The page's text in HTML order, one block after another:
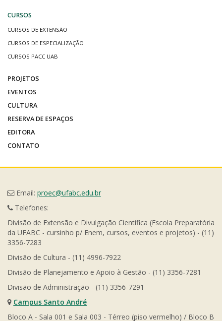
CURSOS
CURSOS DE EXTENSÃO
CURSOS DE ESPECIALIZAÇÃO
CURSOS PACC UAB
PROJETOS
EVENTOS
CULTURA
RESERVA DE ESPAÇOS
EDITORA
CONTATO
Email: proec@ufabc.edu.br
Telefones:
Divisão de Extensão e Divulgação Científica (Escola Preparatória
da UFABC - cursinho p/ Enem, cursos, eventos e projetos) - (11)
3356-7283
Divisão de Cultura - (11) 4996-7922
Divisão de Planejamento e Apoio à Gestão - (11) 3356-7281
Divisão de Administração - (11) 3356-7291
Campus Santo André
Bloco A - Sala 001 e Sala 003 - Térreo (piso vermelho) / Bloco B